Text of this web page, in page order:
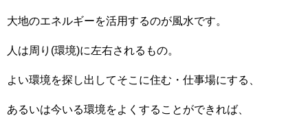
大地のエネルギーを活用するのが風水です。
人は周り(環境)に左右されるもの。
よい環境を探し出してそこに住む・仕事場にする、
あるいは今いる環境をよくすることができれば、